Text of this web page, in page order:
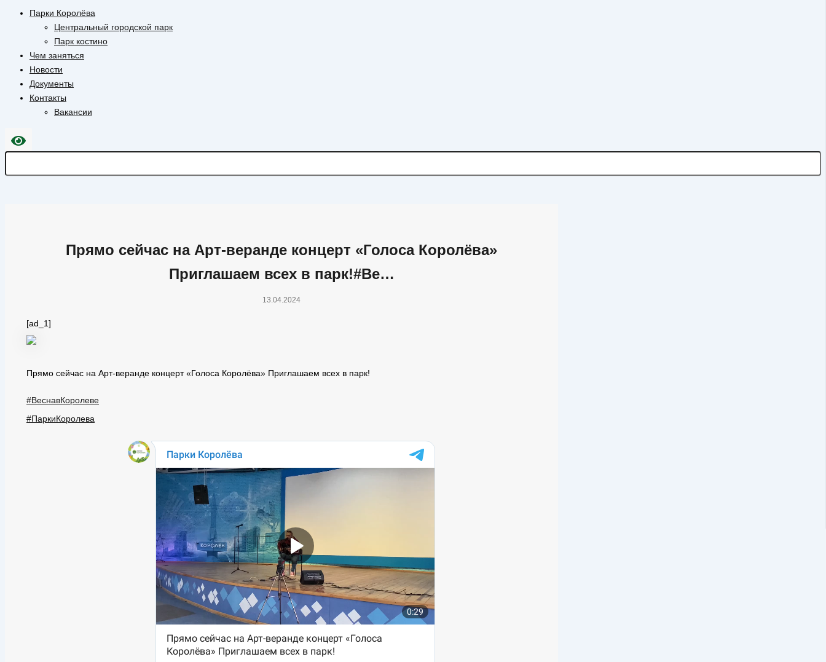
Парки Королёва
Центральный городской парк
Парк костино
Чем заняться
Новости
Документы
Контакты
Вакансии
Прямо сейчас на Арт-веранде концерт «Голоса Королёва»
Приглашаем всех в парк!#Ве…
13.04.2024
[ad_1]
Прямо сейчас на Арт-веранде концерт «Голоса Королёва» Приглашаем всех в парк!
#ВеснавКоролеве
#ПаркиКоролева